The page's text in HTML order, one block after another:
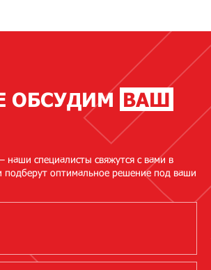
ОБСУДИМ ВАШ
специалисты свяжутся с вами в
оптимальное решение под ваши